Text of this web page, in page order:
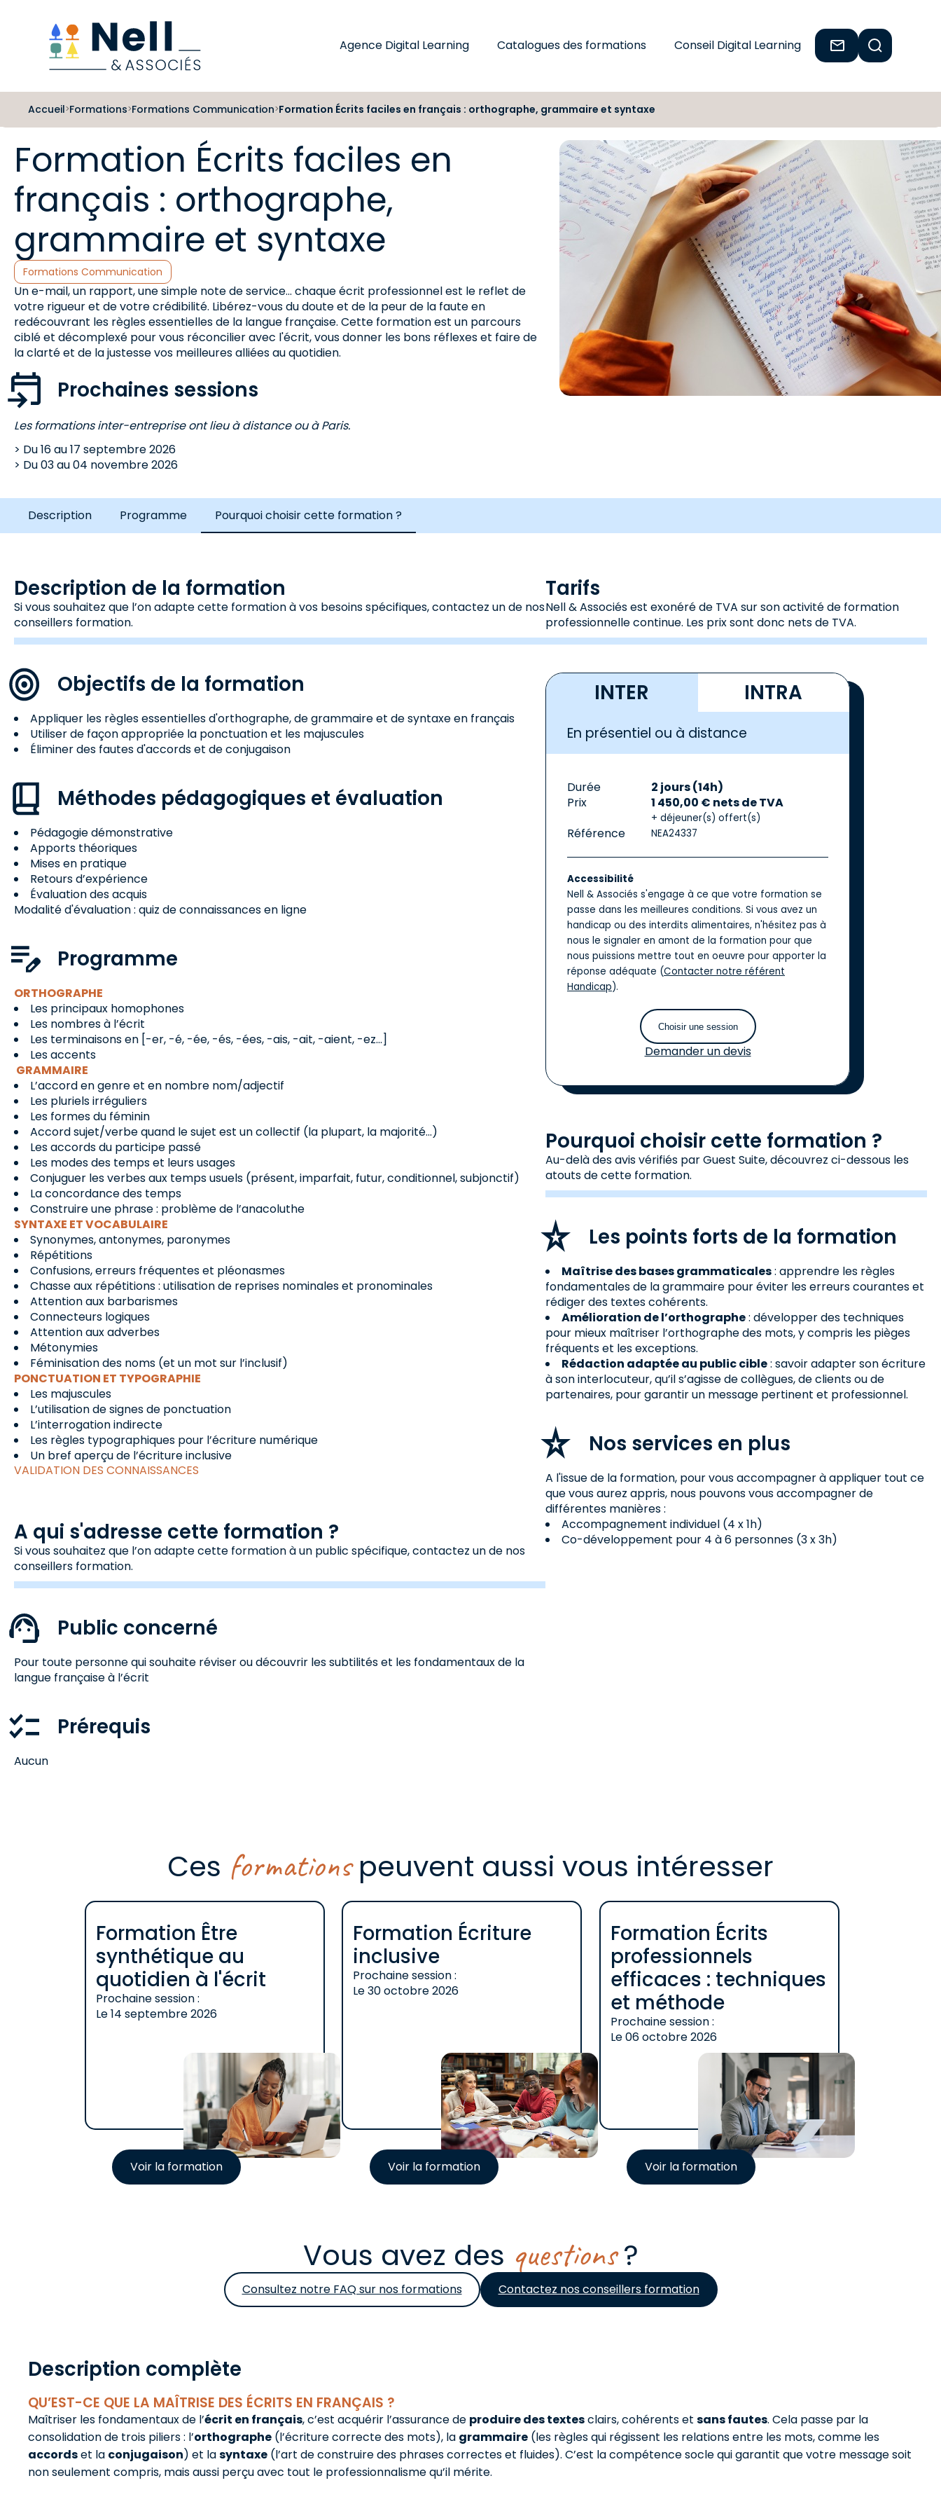
Agence Digital Learning
Catalogues des formations Conseil Digital Learning
Accueil>Formations>Formations Communication>Formation Écrits faciles en français : orthographe, grammaire et syntaxe
Formation Écrits faciles en
français : orthographe,
grammaire et syntaxe
Catégories :
Formations Communication
Un e-mail, un rapport, une simple note de service... chaque écrit professionnel est le reflet de
votre rigueur et de votre crédibilité. Libérez-vous du doute et de la peur de la faute en
redécouvrant les règles essentielles de la langue française. Cette formation est un parcours
ciblé et décomplexé pour vous réconcilier avec l'écrit, vous donner les bons réflexes et faire de
la clarté et de la justesse vos meilleures alliées au quotidien.
Prochaines sessions
Les formations inter-entreprise ont lieu à distance ou à Paris.
Du16au17 septembre 2026
Du03au04 novembre 2026
Description Programme Pourquoi choisir cette formation ?
Description de la formation
Si vous souhaitez que l’on adapte cette formation à vos besoins spécifiques, contactez un de nos
conseillers formation.
Objectifs de la formation
Appliquer les règles essentielles d'orthographe, de grammaire et de syntaxe en français
Utiliser de façon appropriée la ponctuation et les majuscules
Éliminer des fautes d'accords et de conjugaison
Méthodes pédagogiques et évaluation
Pédagogie démonstrative
Apports théoriques
Mises en pratique
Retours d’expérience
Évaluation des acquis
Modalité d'évaluation : quiz de connaissances en ligne
Programme
ORTHOGRAPHE
Les principaux homophones
Les nombres à l’écrit
Les terminaisons en [-er, -é, -ée, -és, -ées, -ais, -ait, -aient, -ez...]
Les accents
GRAMMAIRE
L’accord en genre et en nombre nom/adjectif
Les pluriels irréguliers
Les formes du féminin
Accord sujet/verbe quand le sujet est un collectif (la plupart, la majorité...)
Les accords du participe passé
Les modes des temps et leurs usages
Conjuguer les verbes aux temps usuels (présent, imparfait, futur, conditionnel, subjonctif)
La concordance des temps
Construire une phrase : problème de l’anacoluthe
SYNTAXE ET VOCABULAIRE
Synonymes, antonymes, paronymes
Répétitions
Confusions, erreurs fréquentes et pléonasmes
Chasse aux répétitions : utilisation de reprises nominales et pronominales
Attention aux barbarismes
Connecteurs logiques
Attention aux adverbes
Métonymies
Féminisation des noms (et un mot sur l’inclusif)
PONCTUATION ET TYPOGRAPHIE
Les majuscules
L’utilisation de signes de ponctuation
L’interrogation indirecte
Les règles typographiques pour l’écriture numérique
Un bref aperçu de l’écriture inclusive
VALIDATION DES CONNAISSANCES
A qui s'adresse cette formation ?
Si vous souhaitez que l’on adapte cette formation à un public spécifique, contactez un de nos
conseillers formation.
Public concerné
Pour toute personne qui souhaite réviser ou découvrir les subtilités et les fondamentaux de la
langue française à l’écrit
Prérequis
Aucun
Tarifs
Nell & Associés est exonéré de TVA sur son activité de formation
professionnelle continue. Les prix sont donc nets de TVA.
INTER INTRA
En présentiel ou à distance
Durée
2 jours (14h)
Prix
1 450,00 € nets de TVA
+ déjeuner(s) offert(s)
Référence NEA24337
Accessibilité
Nell & Associés s'engage à ce que votre formation se
passe dans les meilleures conditions. Si vous avez un
handicap ou des interdits alimentaires, n'hésitez pas à
nous le signaler en amont de la formation pour que
nous puissions mettre tout en oeuvre pour apporter la
réponse adéquate (Contacter notre référent
Handicap).
Choisir une session
Demander un devis
Pourquoi choisir cette formation ?
Au-delà des avis vérifiés par Guest Suite, découvrez ci-dessous les
atouts de cette formation.
Les points forts de la formation
Maîtrise des bases grammaticales: apprendre les règles
fondamentales de la grammaire pour éviter les erreurs courantes et
rédiger des textes cohérents.
Amélioration de l’orthographe: développer des techniques
pour mieux maîtriser l’orthographe des mots, y compris les pièges
fréquents et les exceptions.
Rédaction adaptée au public cible: savoir adapter son écriture
à son interlocuteur, qu’il s’agisse de collègues, de clients ou de
partenaires, pour garantir un message pertinent et professionnel.
Nos services en plus
A l'issue de la formation, pour vous accompagner à appliquer tout ce
que vous aurez appris, nous pouvons vous accompagner de
différentes manières :
Accompagnement individuel (4 x 1h)
Co-développement pour 4 à 6 personnes (3 x 3h)
Ces formationspeuvent aussi vous intéresser
Formation Être
synthétique au
quotidien à l'écrit
Prochaine session :
Le14 septembre 2026
Voir la formation
Formation Écriture
inclusive
Prochaine session :
Le30 octobre 2026
Voir la formation
Formation Écrits
professionnels
efficaces : techniques
et méthode
Prochaine session :
Le06 octobre 2026
Voir la formation
Vous avez des questions?
Consultez notre FAQ sur nos formations Contactez nos conseillers formation
Description complète
QU’EST-CE QUE LA MAÎTRISE DES ÉCRITS EN FRANÇAIS ?
Maîtriser les fondamentaux de l’écrit en français, c’est acquérir l’assurance de produire des textesclairs, cohérents et sans fautes. Cela passe par la
consolidation de trois piliers : l’orthographe (l’écriture correcte des mots), la grammaire (les règles qui régissent les relations entre les mots, comme les
accordset la conjugaison) et lasyntaxe (l’art de construire des phrases correctes et fluides). C’est la compétence socle qui garantit que votre message soit
non seulement compris, mais aussi perçu avec tout le professionnalisme qu’il mérite.